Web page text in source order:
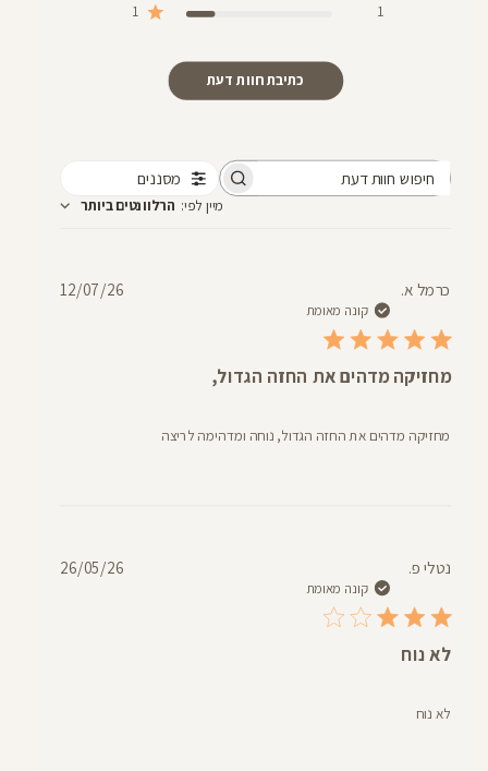
1 1
כתיבת חוות דעת
מסננים
מיין לפי: הרלוונטים ביותר
כרמל א.
קונה מאומת
מחזיקה מדהים את החזה הגדול,
מחזיקה מדהים את החזה הגדול, נוחה ומדהימה לריצה
תאריך12/07/26
נטלי פ.
קונה מאומת
לא נוח
לא נוח
26/05/26